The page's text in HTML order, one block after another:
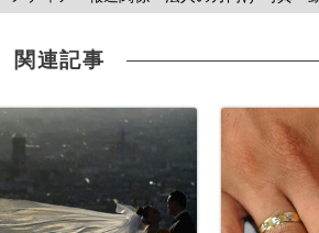
関連記事